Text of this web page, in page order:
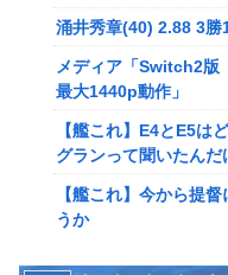
メディア「Switch2版
最大1440p動作」
【艦これ】E4とE5は
グランって聞いたんだ
【艦これ】今から提
うか
【艦これ】バニ黒潮親
涌井秀章(40) 2.88 3
メディア「Switch2版
最大1440p動作」
【艦これ】E4とE5は
グランって聞いたんだ
【艦これ】今から提
うか